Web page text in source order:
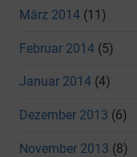
März 2014 (11)
Februar 2014 (5)
Januar 2014 (4)
Dezember 2013 (6)
November 2013 (8)